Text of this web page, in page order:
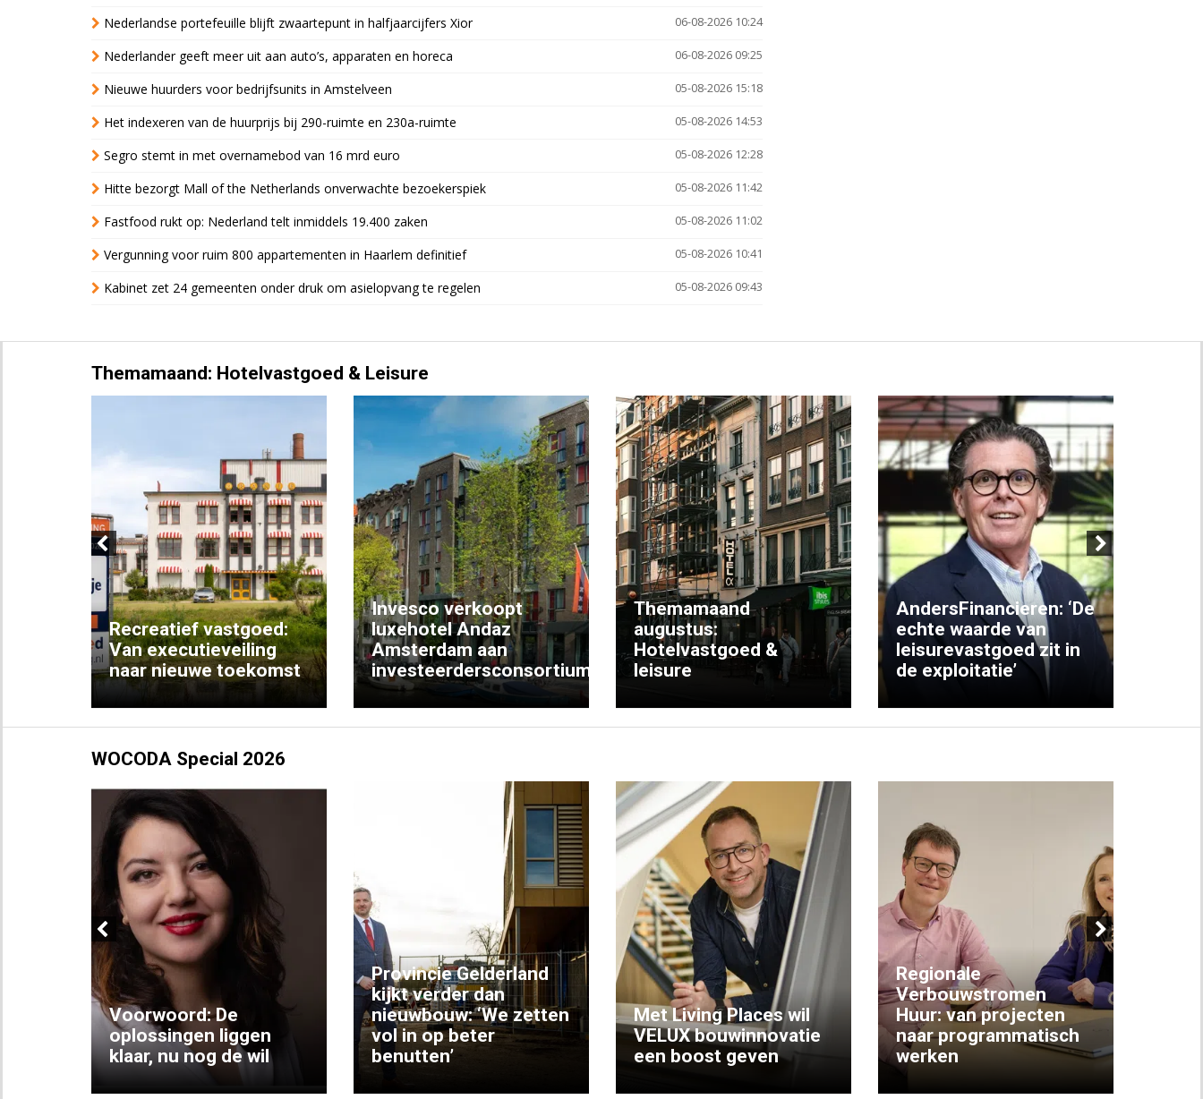
06-08-2026 10:24
Nederlandse portefeuille blijft zwaartepunt in halfjaarcijfers Xior
06-08-2026 09:25
Nederlander geeft meer uit aan auto’s, apparaten en horeca
05-08-2026 15:18
Nieuwe huurders voor bedrijfsunits in Amstelveen
05-08-2026 14:53
Het indexeren van de huurprijs bij 290-ruimte en 230a-ruimte
05-08-2026 12:28
Segro stemt in met overnamebod van 16 mrd euro
05-08-2026 11:42
Hitte bezorgt Mall of the Netherlands onverwachte bezoekerspiek
05-08-2026 11:02
Fastfood rukt op: Nederland telt inmiddels 19.400 zaken
05-08-2026 10:41
Vergunning voor ruim 800 appartementen in Haarlem definitief
05-08-2026 09:43
Kabinet zet 24 gemeenten onder druk om asielopvang te regelen
Themamaand: Hotelvastgoed & Leisure
Previous
Recreatief vastgoed:
Van executieveiling
naar nieuwe toekomst
Invesco verkoopt
luxehotel Andaz
Amsterdam aan
investeerdersconsortium
Themamaand
augustus:
Hotelvastgoed &
leisure
AndersFinancieren: ‘De
echte waarde van
leisurevastgoed zit in
de exploitatie’
Next
WOCODA Special 2026
Previous
Voorwoord: De
oplossingen liggen
klaar, nu nog de wil
Provincie Gelderland
kijkt verder dan
nieuwbouw: ‘We zetten
vol in op beter
benutten’
Met Living Places wil
VELUX bouwinnovatie
een boost geven
Regionale
Verbouwstromen
Huur: van projecten
naar programmatisch
werken
Next